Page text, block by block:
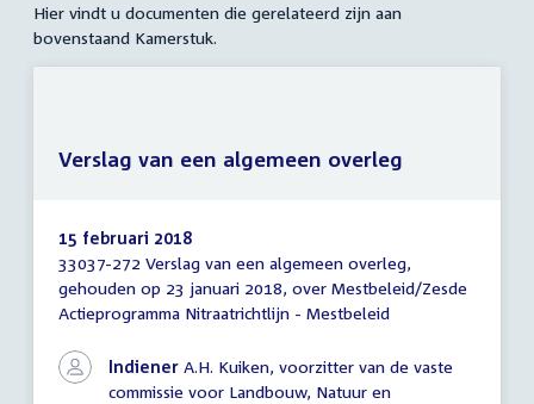
Hier vindt u documenten die gerelateerd zijn aan
bovenstaand Kamerstuk.
Verslag
van
een
overleg
15 februari 2018
33037-272 Verslag van een algemeen overleg,
gehouden op 23 januari 2018, over Mestbeleid/Zesde
Actieprogramma Nitraatrichtlijn - Mestbeleid
Indiener A.H. Kuiken, voorzitter van de vaste
commissie voor Landbouw, Natuur en
Verslag van een algemeen overleg